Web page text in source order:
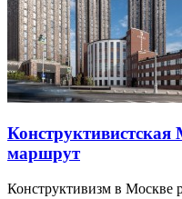
маршрут
Конструктивизм в Москве